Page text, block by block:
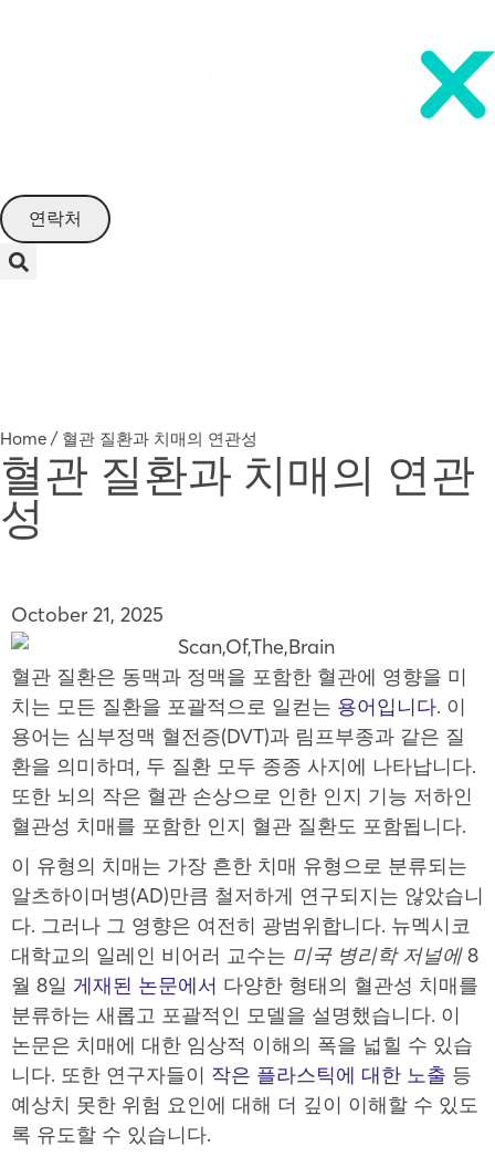
연락처
Home / 혈관 질환과 치매의 연관성
혈관 질환과 치매의 연관
성
October 21, 2025
혈관 질환은 동맥과 정맥을 포함한 혈관에 영향을 미
치는 모든 질환을 포괄적으로 일컫는 용어입니다. 이
용어는 심부정맥 혈전증(DVT)과 림프부종과 같은 질
환을 의미하며, 두 질환 모두 종종 사지에 나타납니다.
또한 뇌의 작은 혈관 손상으로 인한 인지 기능 저하인
혈관성 치매를 포함한 인지 혈관 질환도 포함됩니다.
이 유형의 치매는 가장 흔한 치매 유형으로 분류되는
알츠하이머병(AD)만큼 철저하게 연구되지는 않았습니
다. 그러나 그 영향은 여전히 광범위합니다. 뉴멕시코
대학교의 일레인 비어러 교수는 미국 병리학 저널에8
월 8일 게재된 논문에서 다양한 형태의 혈관성 치매를
분류하는 새롭고 포괄적인 모델을 설명했습니다. 이
논문은 치매에 대한 임상적 이해의 폭을 넓힐 수 있습
니다. 또한 연구자들이 작은 플라스틱에 대한 노출 등
예상치 못한 위험 요인에 대해 더 깊이 이해할 수 있도
록 유도할 수 있습니다.